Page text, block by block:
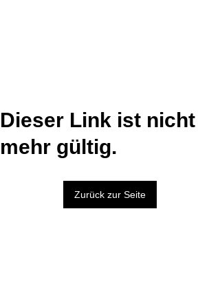
Dieser Link ist nicht
mehr gültig.
Zurück zur Seite